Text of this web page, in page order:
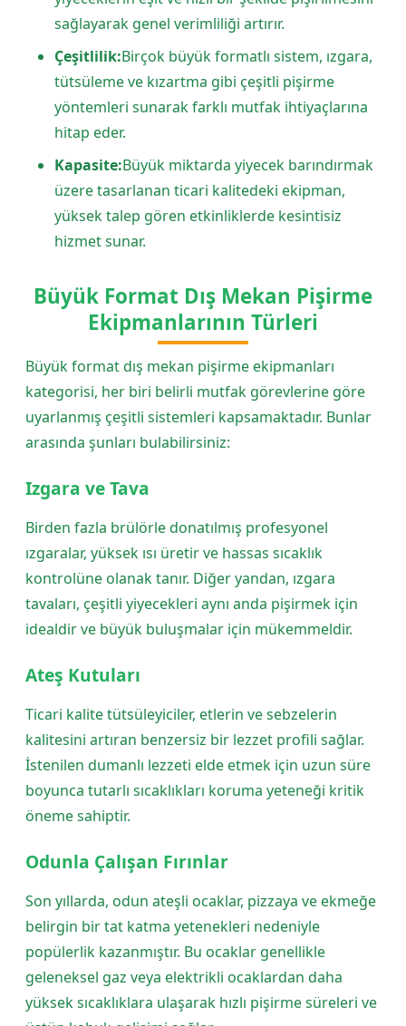
sağlayarak genel verimliliği artırır.
Çeşitlilik:Birçok büyük formatlı sistem, ızgara,
tütsüleme ve kızartma gibi çeşitli pişirme
yöntemleri sunarak farklı mutfak ihtiyaçlarına
hitap eder.
Kapasite:Büyük miktarda yiyecek barındırmak
üzere tasarlanan ticari kalitedeki ekipman,
yüksek talep gören etkinliklerde kesintisiz
hizmet sunar.
Büyük Format Dış Mekan Pişirme
Ekipmanlarının Türleri
Büyük format dış mekan pişirme ekipmanları
kategorisi, her biri belirli mutfak görevlerine göre
uyarlanmış çeşitli sistemleri kapsamaktadır. Bunlar
arasında şunları bulabilirsiniz:
Izgara ve Tava
Birden fazla brülörle donatılmış profesyonel
ızgaralar, yüksek ısı üretir ve hassas sıcaklık
kontrolüne olanak tanır. Diğer yandan, ızgara
tavaları, çeşitli yiyecekleri aynı anda pişirmek için
idealdir ve büyük buluşmalar için mükemmeldir.
Ateş Kutuları
Ticari kalite tütsüleyiciler, etlerin ve sebzelerin
kalitesini artıran benzersiz bir lezzet profili sağlar.
İstenilen dumanlı lezzeti elde etmek için uzun süre
boyunca tutarlı sıcaklıkları koruma yeteneği kritik
öneme sahiptir.
Odunla Çalışan Fırınlar
Son yıllarda, odun ateşli ocaklar, pizzaya ve ekmeğe
belirgin bir tat katma yetenekleri nedeniyle
popülerlik kazanmıştır. Bu ocaklar genellikle
geleneksel gaz veya elektrikli ocaklardan daha
yüksek sıcaklıklara ulaşarak hızlı pişirme süreleri ve